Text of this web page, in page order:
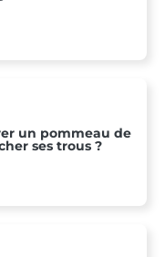
un pommeau de
ses trous ?